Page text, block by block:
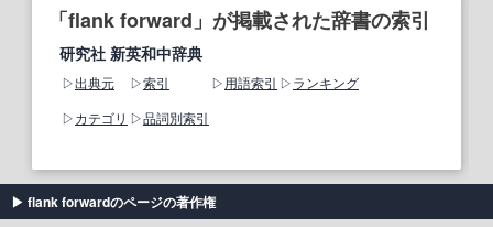
「flank forward」が掲載された辞書の索引
研究社 新英和中辞典
出典元 索引 用語索引
ランキング
カテゴリ
品詞別索引
flank forwardのページの著作権